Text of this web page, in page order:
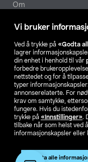
Vi bruker
Ved å trykke på «Godta
lagrer
din enhet i henhold til vår
forbedre
nettstedet og for å
typer
annonserelaterte. For
krav om samtykke,
fungere. Hvis du
trykke på «Innstillinger».
tilbake når som helst ved
informasjonskapsler eller
Godta alle
Om
Aktuelt
Våre selskaper